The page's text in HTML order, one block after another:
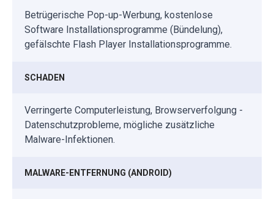
Betrügerische Pop-up-Werbung, kostenlose
Software Installationsprogramme (Bündelung),
gefälschte Flash Player Installationsprogramme.
SCHADEN
Verringerte Computerleistung, Browserverfolgung -
Datenschutzprobleme, mögliche zusätzliche
Malware-Infektionen.
MALWARE-ENTFERNUNG (ANDROID)